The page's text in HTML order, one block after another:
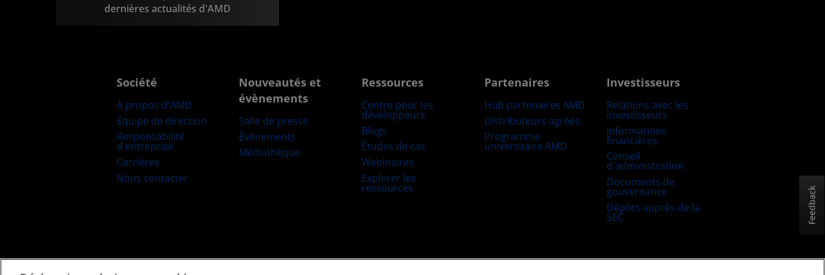
Feedback
dernières actualités d'AMD
Société
À propos d'AMD
Équipe de direction
Responsabilité
d'entreprise
Carrières
Nous contacter
Nouveautés et
évènements
Salle de presse
Évènements
Médiathèque
Ressources
Centre pour les
développeurs
Blogs
Études de cas
Webinaires
Explorer les
ressources
Partenaires
Hub partenaires AMD
Distributeurs agréés
Programme
universitaire AMD
Investisseurs
Relations avec les
investisseurs
Informations
financières
Conseil
d'administration
Documents de
gouvernance
Dépôts auprès de la
SEC